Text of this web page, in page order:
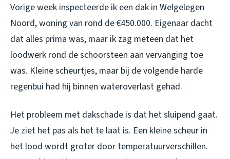
Vorige week inspecteerde ik een dak in Welgelegen
Noord, woning van rond de €450.000. Eigenaar dacht
dat alles prima was, maar ik zag meteen dat het
loodwerk rond de schoorsteen aan vervanging toe
was. Kleine scheurtjes, maar bij de volgende harde
regenbui had hij binnen wateroverlast gehad.
Het probleem met dakschade is dat het sluipend gaat.
Je ziet het pas als het te laat is. Een kleine scheur in
het lood wordt groter door temperatuurverschillen.